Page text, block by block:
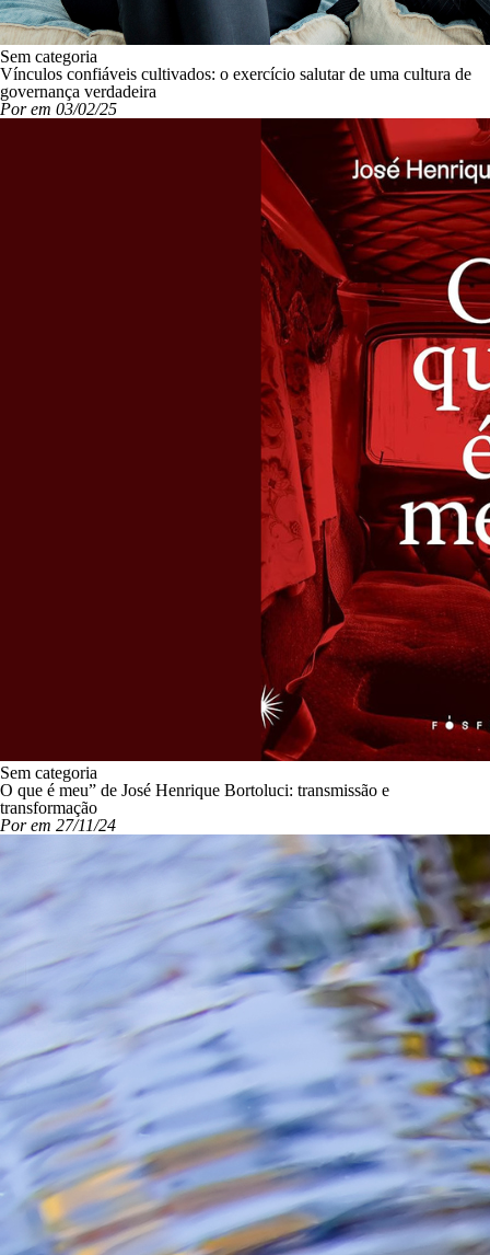
Sem categoria
Vínculos confiáveis cultivados: o exercício salutar de uma cultura de
governança verdadeira
Por em 03/02/25
Sem categoria
O que é meu” de José Henrique Bortoluci: transmissão e
transformação
Por em 27/11/24